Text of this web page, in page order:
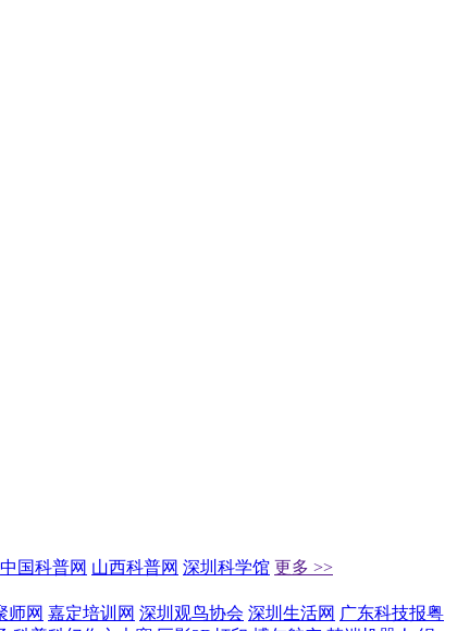
中国科普网 山西科普网 深圳科学馆 更多 >>
师网 嘉定培训网 深圳观鸟协会 深圳生活网 广东科技报粤